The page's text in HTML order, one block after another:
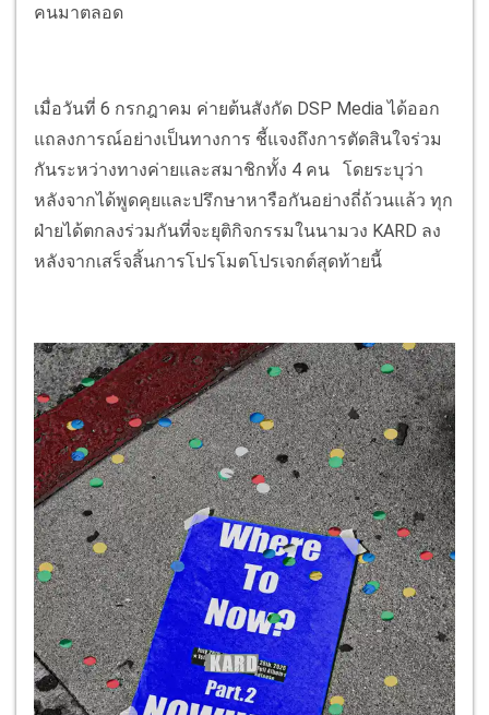
คนมาตลอด
เมื่อวันที่ 6 กรกฎาคม ค่ายต้นสังกัด DSP Media ได้ออก
แถลงการณ์อย่างเป็นทางการ ชี้แจงถึงการตัดสินใจร่วม
กันระหว่างทางค่ายและสมาชิกทั้ง 4 คน โดยระบุว่า
หลังจากได้พูดคุยและปรึกษาหารือกันอย่างถี่ถ้วนแล้ว ทุก
ฝ่ายได้ตกลงร่วมกันที่จะยุติกิจกรรมในนามวง KARD ลง
หลังจากเสร็จสิ้นการโปรโมตโปรเจกต์สุดท้ายนี้